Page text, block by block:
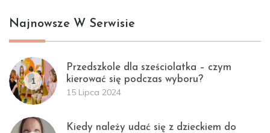
Najnowsze W Serwisie
1
Przedszkole dla sześciolatka – czym
kierować się podczas wyboru?
15 Lipca 2024
Kiedy należy udać się z dzieckiem do